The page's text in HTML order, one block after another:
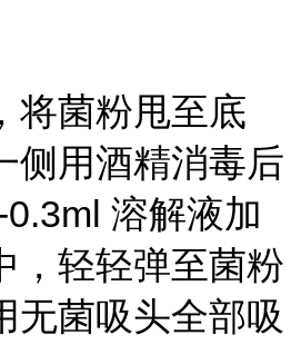
将菌粉甩至底
侧用酒精消毒后
溶解液加
，轻轻弹至菌粉
无菌吸头全部吸